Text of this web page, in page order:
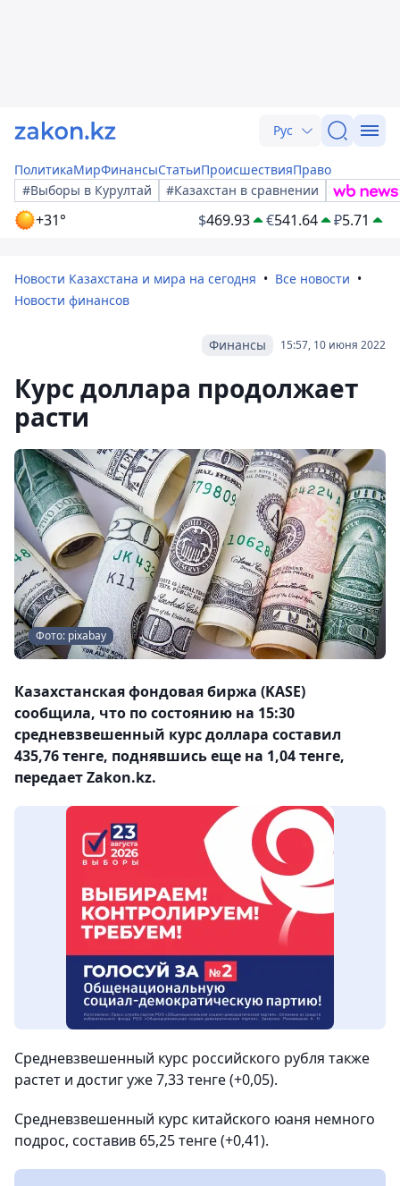
Рус
ПолитикаМирФинансыСтатьиПроисшествияПраво
#Выборы в Курултай
#Казахстан в сравнении
+31° $469.93 €541.64 ₽5.71
Новости Казахстана и мира на сегодня
Все новости
Новости финансов
15:57, 10 июня 2022
Финансы
Курс доллара продолжает
расти
Фото: pixabay
Казахстанская фондовая биржа (KASE)
сообщила, что по состоянию на 15:30
средневзвешенный курс доллара составил
435,76 тенге, поднявшись еще на 1,04 тенге,
передает Zakon.kz.
Средневзвешенный курс российского рубля также
растет и достиг уже 7,33 тенге (+0,05).
Средневзвешенный курс китайского юаня немного
подрос, составив 65,25 тенге (+0,41).